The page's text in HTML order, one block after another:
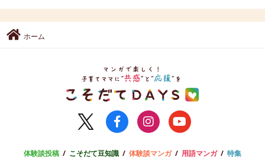
ホーム
体験談投稿 こそだて豆知識 体験談マンガ 用語マンガ 特集